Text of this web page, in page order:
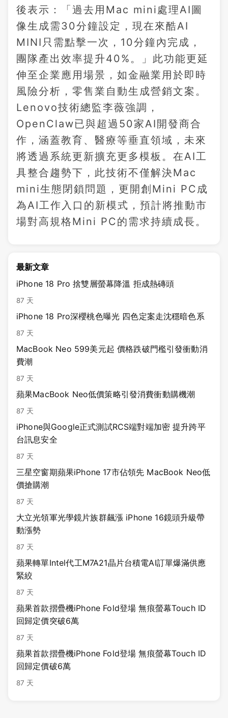
後表示：「過去用Mac mini處理AI圖
像生成需30分鐘設定，現在來酷AI
MINI只需點擊一次，10分鐘內完成，
團隊產出效率提升40%。」此功能更延
伸至企業應用場景，如金融業用於即時
風險分析，零售業自動生成營銷文案。
Lenovo技術總監李薇強調，
OpenClaw已與超過50家AI開發商合
作，涵蓋教育、醫療等垂直領域，未來
將透過系統更新擴充更多模板。在AI工
具整合趨勢下，此技術不僅解決Mac
mini生態閉鎖問題，更開創Mini PC成
為AI工作入口的新模式，預計將推動市
場對高規格Mini PC的需求持續成長。
最新文章
iPhone 18 Pro 捨雙層螢幕降溫 拒成熱磚頭
87 天
iPhone 18 Pro深櫻桃色曝光 四色定案走沈穩暗色系
87 天
MacBook Neo 599美元起 價格跌破門檻引發衝動消
費潮
87 天
蘋果MacBook Neo低價策略引發消費衝動購機潮
87 天
iPhone與Google正式測試RCS端對端加密 提升跨平
台訊息安全
87 天
三星空窗期蘋果iPhone 17市佔領先 MacBook Neo低
價搶購潮
87 天
大立光領軍光學鏡片族群飆漲 iPhone 16鏡頭升級帶
動漲勢
87 天
蘋果轉單Intel代工M7A21晶片台積電AI訂單爆滿供應
緊絞
87 天
蘋果首款摺疊機iPhone Fold登場 無痕螢幕Touch ID
回歸定價突破6萬
87 天
蘋果首款摺疊機iPhone Fold登場 無痕螢幕Touch ID
回歸定價破6萬
87 天